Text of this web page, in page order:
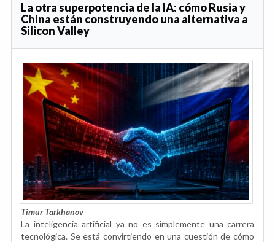
La otra superpotencia de la IA: cómo Rusia y
China están construyendo una alternativa a
Silicon Valley
Timur Tarkhanov
La inteligencia artificial ya no es simplemente una carrera
tecnológica. Se está convirtiendo en una cuestión de cómo